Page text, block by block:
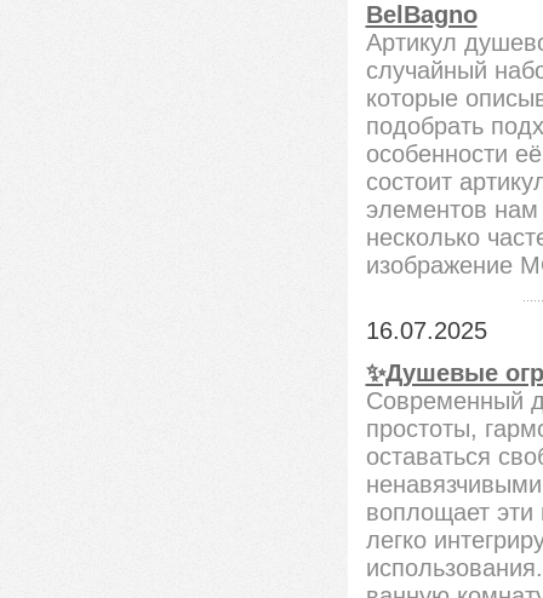
BelBagno
Артикул
случайный
которые
подобрать
особенности
состоит
элементов нам
несколько
изображение
16.07.2025
✨Душевые
Современный
простоты,
оставаться
воплощает
легко